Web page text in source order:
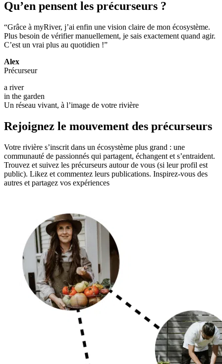
Qu’en pensent les précurseurs ?
“Grâce à myRiver, j’ai enfin une vision claire de mon écosystème.
Plus besoin de vérifier manuellement, je sais exactement quand agir.
C’est un vrai plus au quotidien !”
Alex
Précurseur
a river
in the garden
Un réseau vivant, à l’image de votre rivière
Rejoignez le mouvement des précurseurs
Votre rivière s’inscrit dans un écosystème plus grand : une
communauté de passionnés qui partagent, échangent et s’entraident.
Trouvez et suivez les précurseurs autour de vous (si leur profil est
public). Likez et commentez leurs publications. Inspirez-vous des
autres et partagez vos expériences